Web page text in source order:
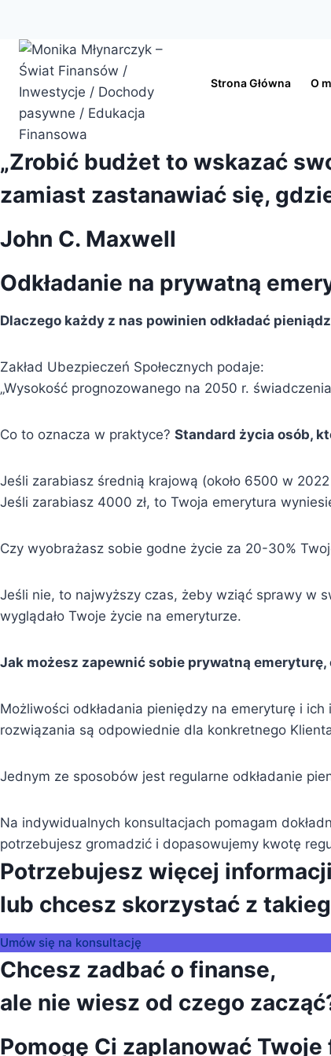
treści
Strona Główna O
„Zrobić budżet to wskazać
zamiast zastanawiać się,
John C. Maxwell
Odkładanie na prywatną
Dlaczego każdy z nas powinien odkładać
Zakład Ubezpieczeń Społecznych podaje:
„Wysokość prognozowanego na 2050 r.
Co to oznacza w praktyce? Standard życia osób,
Jeśli zarabiasz średnią krajową (około 6500 w
Jeśli zarabiasz 4000 zł, to Twoja emerytura
Czy wyobrażasz sobie godne życie za 20-30%
Jeśli nie, to najwyższy czas, żeby wziąć sprawy w
wyglądało Twoje życie na emeryturze.
Jak możesz zapewnić sobie prywatną
Możliwości odkładania pieniędzy na emeryturę i
rozwiązania są odpowiednie dla konkretnego
Jednym ze sposobów jest regularne odkładanie
Na indywidualnych konsultacjach pomagam
potrzebujesz gromadzić i dopasowujemy kwotę
Potrzebujesz więcej informacji
lub chcesz skorzystać z
Umów się na konsultację
Chcesz zadbać o finanse,
ale nie wiesz od czego
Pomogę Ci zaplanować Twoje